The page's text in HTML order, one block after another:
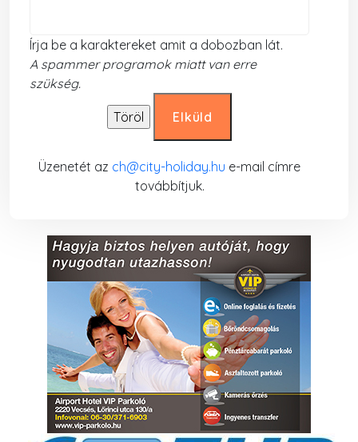
Írja be a karaktereket amit a dobozban lát.
A spammer programok miatt van erre
szükség.
Üzenetét az ch@city-holiday.hu e-mail címre
továbbítjuk.